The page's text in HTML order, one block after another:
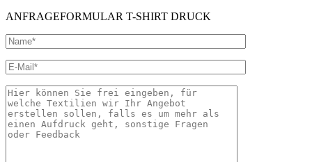
ANFRAGEFORMULAR T-SHIRT DRUCK